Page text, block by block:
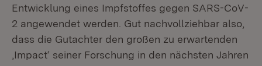
Entwicklung eines Impfstoffes gegen SARS-CoV-
2 angewendet werden. Gut nachvollziehbar also,
dass die Gutachter den großen zu erwartenden
‚Impact‘ seiner Forschung in den nächsten Jahren